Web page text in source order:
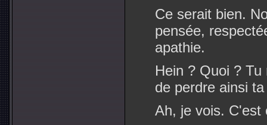
Ce serait bien.
pensée,
apathie.
Hein ? Quoi ?
de perdre ainsi
Ah, je vois. C'est